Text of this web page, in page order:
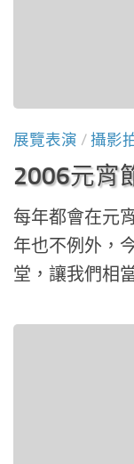
展覽表演 / 攝影
2006元宵
每年都會在元
年也不例外，
堂，讓我們相